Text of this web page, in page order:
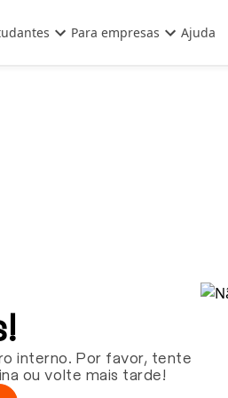
Para empresas Ajuda
interno. Por favor, tente
ou volte mais tarde!